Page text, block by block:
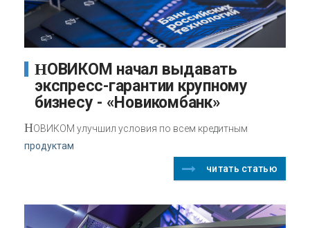
НОВИКОМ начал выдавать
экспресс-гарантии крупному
бизнесу - «Новикомбанк»
НОВИКОМ улучшил условия по всем кредитным
продуктам
читать статью